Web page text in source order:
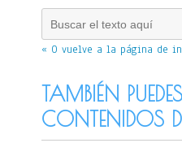
« O vuelve a la página de
TAMBIÉN
CONTENIDOS